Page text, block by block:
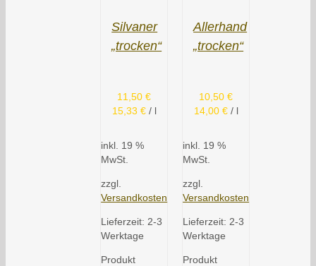
Silvaner
„trocken“
11,50€
15,33 €/ l
inkl. 19 %
MwSt.
zzgl.
Versandkosten
Lieferzeit: 2-3
Werktage
Produkt
Allerhand
„trocken“
10,50€
14,00 €/ l
inkl. 19 %
MwSt.
zzgl.
Versandkosten
Lieferzeit: 2-3
Werktage
Produkt